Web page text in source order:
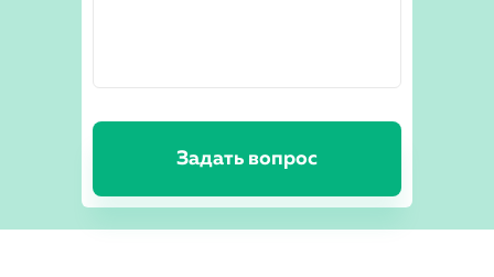
Задать вопрос